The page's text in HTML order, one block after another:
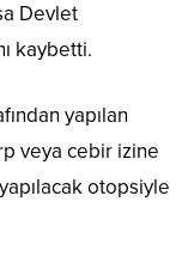
Devlet
kaybetti.
yapılan
veya cebir izine
otopsiyle